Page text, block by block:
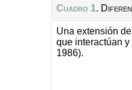
Cuadro 1.
Una extensión
que interactúan
1986).